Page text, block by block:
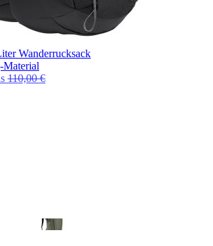
Wanderrucksack
110,00 €